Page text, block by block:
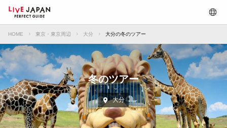
HOME 東京・東京周辺 大分 大分の冬のツアー
冬のツアー
大分